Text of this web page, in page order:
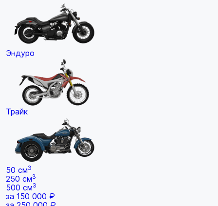
Эндуро
Трайк
50 см3
250 см3
500 см3
за 150 000 ₽